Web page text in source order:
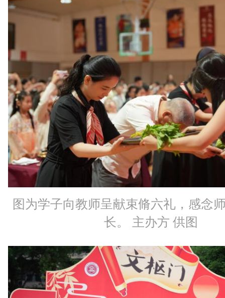
图为学子向教师呈献束脩六礼，感念
长。 主办方 供图